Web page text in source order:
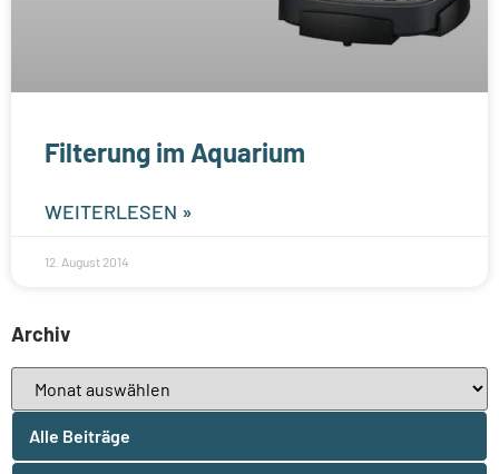
Filterung im Aquarium
WEITERLESEN »
12. August 2014
Archiv
Alle Beiträge